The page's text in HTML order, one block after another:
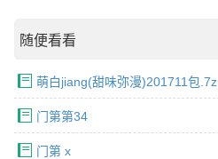
随便看看
萌白jiang(甜味弥漫)201711包.7z
门第第34
门第 x